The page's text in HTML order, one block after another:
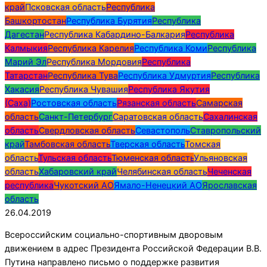
крайПсковская областьРеспублика
БашкортостанРеспублика БурятияРеспублика
ДагестанРеспублика Кабардино-БалкарияРеспублика
КалмыкияРеспублика КарелияРеспублика КомиРеспублика
Марий ЭлРеспублика МордовияРеспублика
ТатарстанРеспублика ТуваРеспублика УдмуртияРеспублика
ХакасияРеспублика ЧувашияРеспублика Якутия
(Саха)Ростовская областьРязанская областьСамарская
областьСанкт-ПетербургСаратовская областьСахалинская
областьСвердловская областьСевастопольСтавропольский
крайТамбовская областьТверская областьТомская
областьТульская областьТюменская областьУльяновская
областьХабаровский крайЧелябинская областьЧеченская
республикаЧукотский АОЯмало-Ненецкий АОЯрославская
область
26.04.2019
Всероссийским социально-спортивным дворовым
движением в адрес Президента Российской Федерации В.В.
Путина направлено письмо о поддержке развития